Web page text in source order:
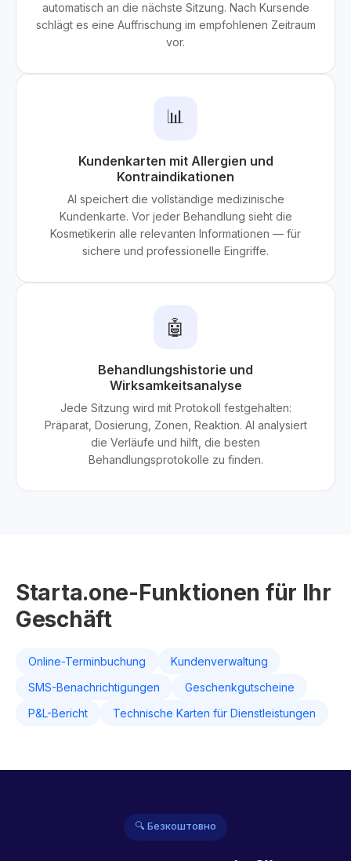
automatisch an die nächste Sitzung. Nach Kursende
schlägt es eine Auffrischung im empfohlenen Zeitraum
vor.
📊
Kundenkarten mit Allergien und
Kontraindikationen
AI speichert die vollständige medizinische
Kundenkarte. Vor jeder Behandlung sieht die
Kosmetikerin alle relevanten Informationen — für
sichere und professionelle Eingriffe.
🤖
Behandlungshistorie und
Wirksamkeitsanalyse
Jede Sitzung wird mit Protokoll festgehalten:
Präparat, Dosierung, Zonen, Reaktion. AI analysiert
die Verläufe und hilft, die besten
Behandlungsprotokolle zu finden.
Starta.one-Funktionen für Ihr
Geschäft
Online-Terminbuchung
Kundenverwaltung
SMS-Benachrichtigungen
Geschenkgutscheine
P&L-Bericht
Technische Karten für Dienstleistungen
🔍 Безкоштовно